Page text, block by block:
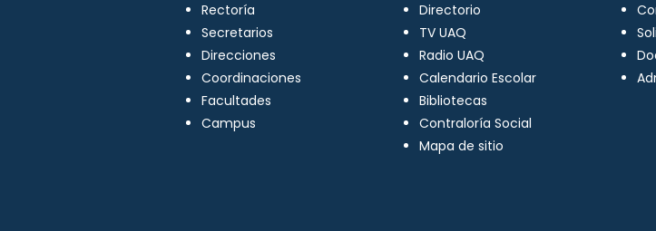
Rectoría
Secretarios
Direcciones
Coordinaciones
Facultades
Campus
Directorio
TV UAQ
Radio UAQ
Calendario Escolar
Bibliotecas
Contraloría Social
Mapa de sitio